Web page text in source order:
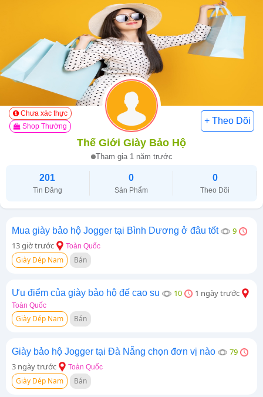
Thế Giới Giày Bảo Hộ
Tham gia 1 năm trước
Chưa xác thực
Shop Thường
201
Tin Đăng
0
Sản Phẩm
0
Theo Dõi
Mua giày bảo hộ Jogger tại Bình Dương ở đâu tốt
9
13 giờ trước
Toàn Quốc
Giày Dép Nam Bán
Ưu điểm của giày bảo hộ đế cao su 10 1 ngày trước
Toàn Quốc
Giày Dép Nam Bán
Giày bảo hộ Jogger tại Đà Nẵng chọn đơn vị nào
79
3 ngày trước
Toàn Quốc
Giày Dép Nam Bán